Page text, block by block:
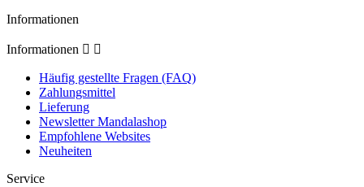
Informationen
Informationen  
Häufig gestellte Fragen (FAQ)
Zahlungsmittel
Lieferung
Newsletter Mandalashop
Empfohlene Websites
Neuheiten
Service